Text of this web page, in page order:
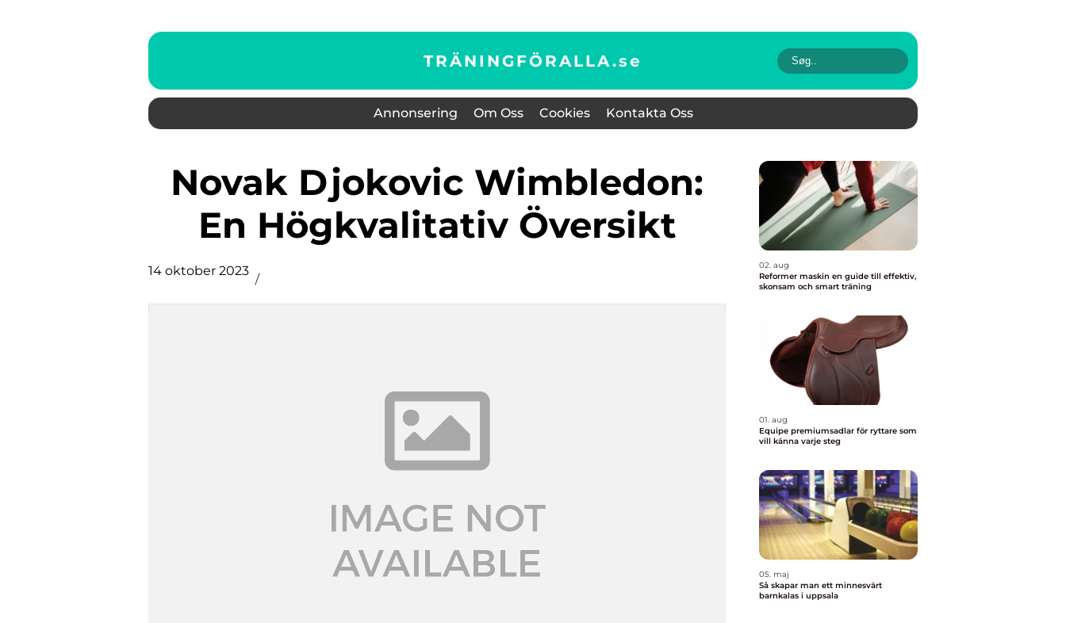
TRÄNINGFÖRALLA.se
Annonsering Om Oss Cookies Kontakta Oss
Novak Djokovic Wimbledon:
En Högkvalitativ Översikt
14 oktober 2023
02. aug
Reformer maskin en guide till effektiv,
skonsam och smart träning
01. aug
Equipe premiumsadlar för ryttare som
vill känna varje steg
05. maj
Så skapar man ett minnesvärt
barnkalas i uppsala